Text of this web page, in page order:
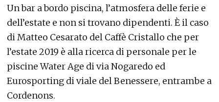
Un bar a bordo piscina, l’atmosfera delle ferie e
dell’estate e non si trovano dipendenti. È il caso
di Matteo Cesarato del Caffè Cristallo che per
l’estate 2019 è alla ricerca di personale per le
piscine Water Age di via Nogaredo ed
Eurosporting di viale del Benessere, entrambe a
Cordenons.